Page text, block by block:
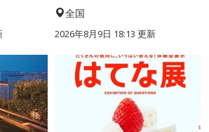
全国
2026年8月9日 18:13 更新